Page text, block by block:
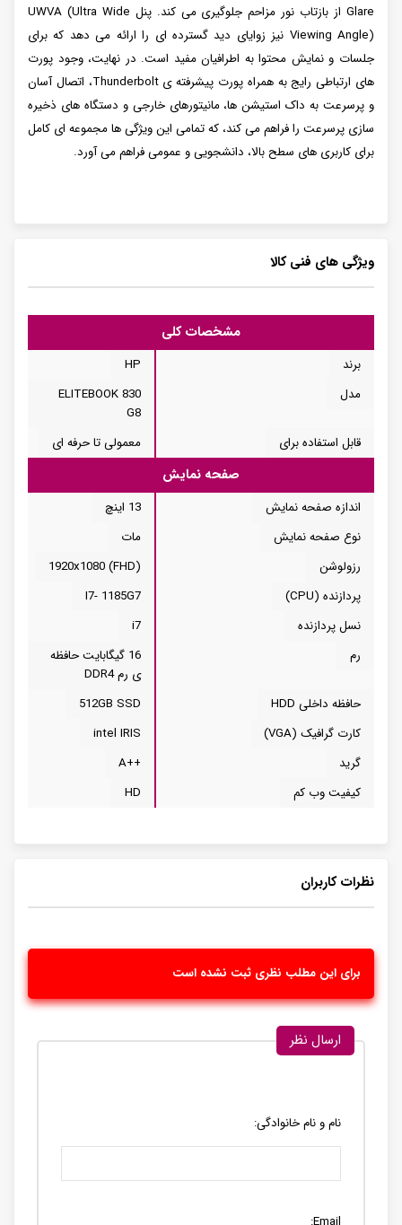
Glare از بازتاب نور مزاحم جلوگیری می کند. پنل UWVA (Ultra Wide
Viewing Angle) نیز زوایای دید گسترده ای را ارائه می دهد که برای
جلسات و نمایش محتوا به اطرافیان مفید است. در نهایت، وجود پورت
های ارتباطی رایج به همراه پورت پیشرفته ی Thunderbolt، اتصال آسان
و پرسرعت به داک استیشن ها، مانیتورهای خارجی و دستگاه های ذخیره
سازی پرسرعت را فراهم می کند، که تمامی این ویژگی ها مجموعه ای کامل
برای کاربری های سطح بالا، دانشجویی و عمومی فراهم می آورد.
ویژگی های فنی کالا
مشخصات کلی
برند
HP
مدل
ELITEBOOK 830
G8
قابل استفاده برای
معمولی تا حرفه ای
صفحه نمایش
اندازه صفحه نمایش
13 اینچ
نوع صفحه نمایش
مات
رزولوشن
1920x1080 (FHD)
پردازنده (CPU)
I7- 1185G7
نسل پردازنده
i7
رم
16 گیگابایت حافظه
ی رم DDR4
حافظه داخلی HDD
512GB SSD
کارت گرافیک (VGA)
intel IRIS
گرید
++A
کیفیت وب کم
HD
نظرات کاربران
برای این مطلب نظری ثبت نشده است
ارسال نظر
نام و نام خانوادگی: